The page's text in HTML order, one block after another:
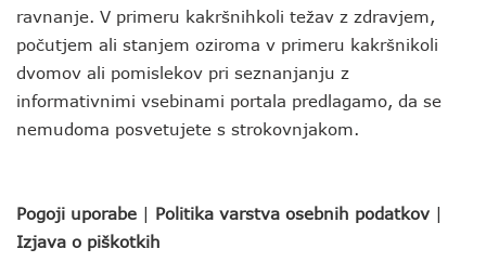
ravnanje. V primeru kakršnihkoli težav z zdravjem,
počutjem ali stanjem oziroma v primeru kakršnikoli
dvomov ali pomislekov pri seznanjanju z
informativnimi vsebinami portala predlagamo, da se
nemudoma posvetujete s strokovnjakom.
Pogoji uporabe | Politika varstva osebnih podatkov |
Izjava o piškotkih